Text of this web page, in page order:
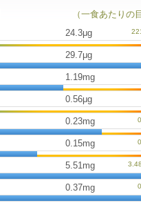
（一食あたりの
24.3μg
29.7μg
1.19mg
0.56μg
0.23mg
0.15mg
5.51mg
0.37mg